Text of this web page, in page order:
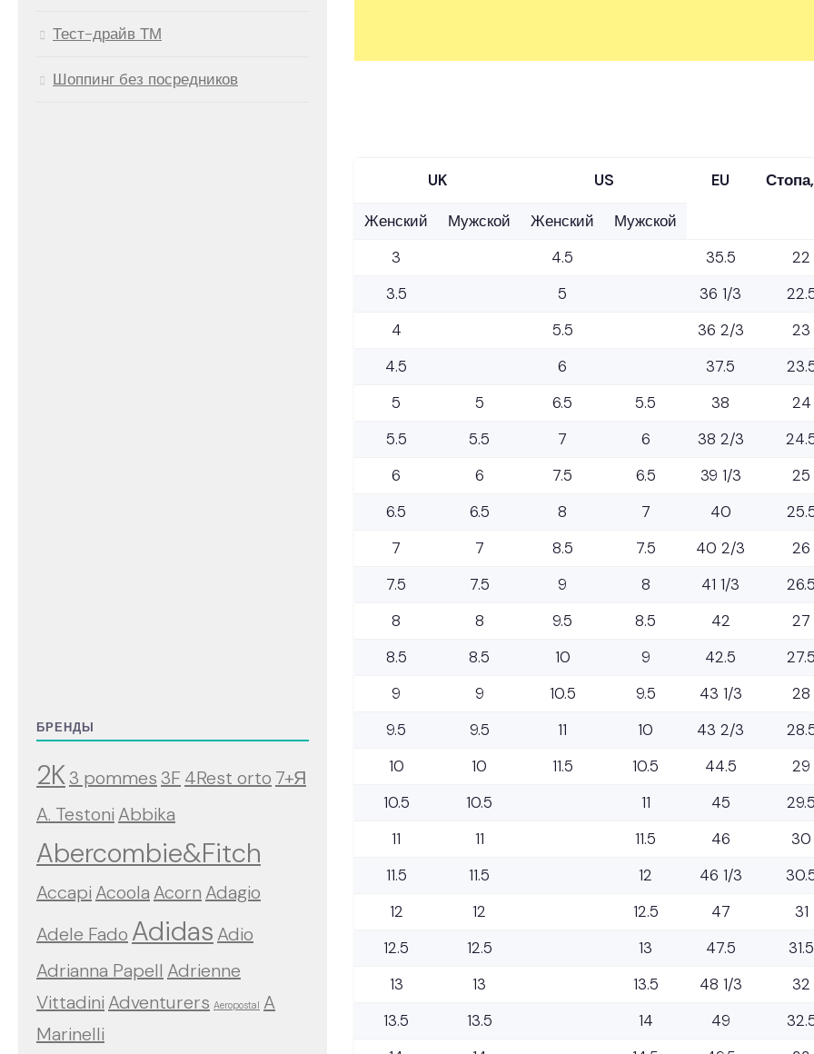
UK US EU
Женский Мужской Женский
Мужской
3
4.5 35.5
22
3.5
5 36 1/3
4
5.5 36 2/3
23
4.5
6 37.5
5
5 6.5 5.5 38
24
5.5
5.5 7 6 38 2/3
6
6 7.5 6.5 39 1/3
25
6.5
6.5 8 7 40
7
7 8.5 7.5 40 2/3
26
7.5
7.5 9 8 41 1/3
8
8 9.5 8.5 42
27
8.5
8.5 10 9 42.5
9
9 10.5 9.5 43 1/3
28
9.5
9.5 11 10 43 2/3
10
10 11.5 10.5 44.5
29
10.5
10.5 11 45
11
11 11.5 46
30
11.5
11.5 12 46 1/3
12
12 12.5 47
31
12.5
12.5 13 47.5
31.5
13
13 13.5 48 1/3
32
13.5
13.5 14 49
Тест-драйв ТМ
Шоппинг без посредников
БРЕНДЫ
2K3 pommes3F 4Rest orto 7+Я
A. Testoni Abbika
Abercombie&Fitch
Accapi Acoola Acorn Adagio
Adele Fado Adidas Adio
Adrianna Papell Adrienne
Vittadini Adventurers Aeropostal A
Marinelli